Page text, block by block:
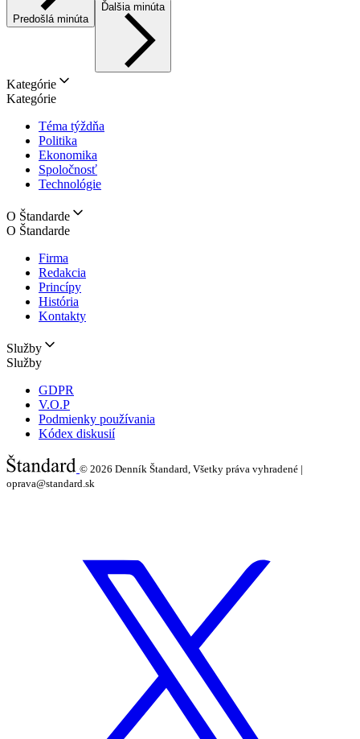
Predošlá minúta
Ďalšia minúta
Kategórie
Kategórie
Téma týždňa
Politika
Ekonomika
Spoločnosť
Technológie
O Štandarde
O Štandarde
Firma
Redakcia
Princípy
História
Kontakty
Služby
Služby
GDPR
V.O.P
Podmienky používania
Kódex diskusií
© 2026 Denník Štandard, Všetky práva vyhradené |
oprava@standard.sk